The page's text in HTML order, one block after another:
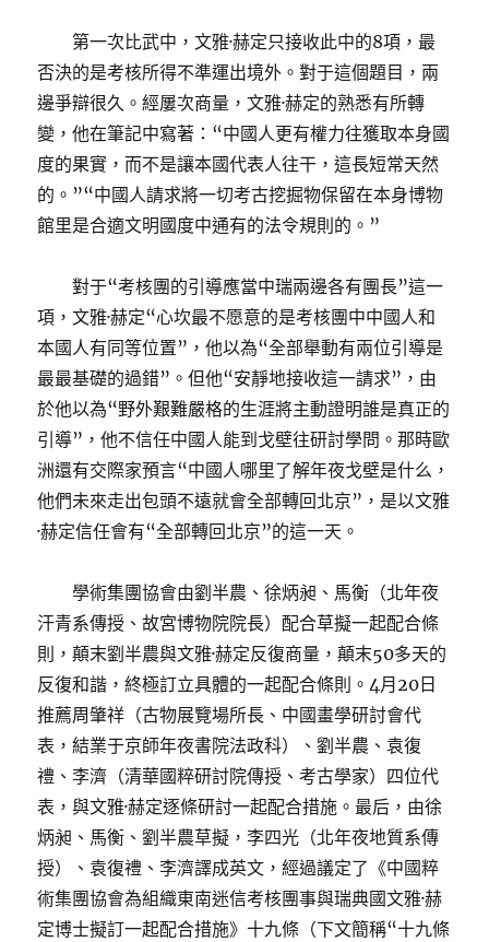
第一次比武中，文雅·赫定只接收此中的8項，最
否決的是考核所得不準運出境外。對于這個題目，兩
邊爭辯很久。經屢次商量，文雅·赫定的熟悉有所轉
變，他在筆記中寫著：“中國人更有權力往獲取本身國
度的果實，而不是讓本國代表人往干，這長短常天然
的。”“中國人請求將一切考古挖掘物保留在本身博物
館里是合適文明國度中通有的法令規則的。”
對于“考核團的引導應當中瑞兩邊各有團長”這一
項，文雅·赫定“心坎最不愿意的是考核團中中國人和
本國人有同等位置”，他以為“全部舉動有兩位引導是
最最基礎的過錯”。但他“安靜地接收這一請求”，由
於他以為“野外艱難嚴格的生涯將主動證明誰是真正的
引導”，他不信任中國人能到戈壁往研討學問。那時歐
洲還有交際家預言“中國人哪里了解年夜戈壁是什么，
他們未來走出包頭不遠就會全部轉回北京”，是以文雅
·赫定信任會有“全部轉回北京”的這一天。
學術集團協會由劉半農、徐炳昶、馬衡（北年夜
汗青系傳授、故宮博物院院長）配合草擬一起配合條
則，顛末劉半農與文雅·赫定反復商量，顛末50多天的
反復和諧，終極訂立具體的一起配合條則。4月20日
推薦周肇祥（古物展覽場所長、中國畫學研討會代
表，結業于京師年夜書院法政科）、劉半農、袁復
禮、李濟（清華國粹研討院傳授、考古學家）四位代
表，與文雅·赫定逐條研討一起配合措施。最后，由徐
炳昶、馬衡、劉半農草擬，李四光（北年夜地質系傳
授）、袁復禮、李濟譯成英文，經過議定了《中國粹
術集團協會為組織東南迷信考核團事與瑞典國文雅·赫
定博士擬訂一起配合措施》十九條（下文簡稱“十九條